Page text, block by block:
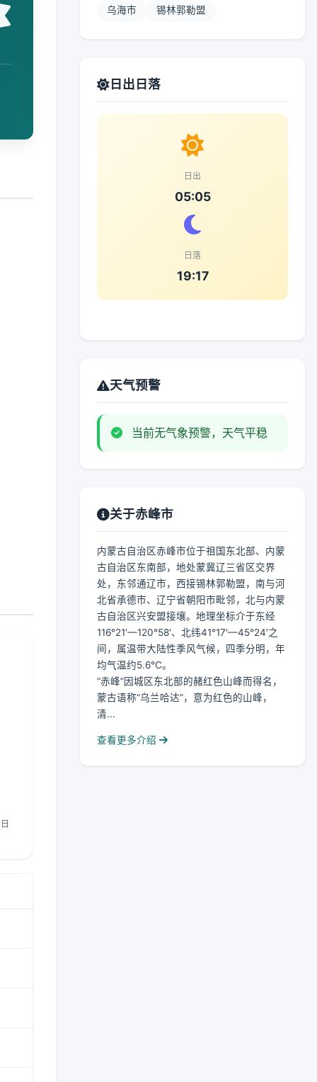
乌海市 锡林郭勒盟
日出日落
日出
05:05
日落
19:17
天气预警
当前无气象预警，天气平稳
关于赤峰市
内蒙古自治区赤峰市位于祖国东北部、内蒙
古自治区东南部，地处蒙冀辽三省区交界
处，东邻通辽市，西接锡林郭勒盟，南与河
北省承德市、辽宁省朝阳市毗邻，北与内蒙
古自治区兴安盟接壤。地理坐标介于东经
116°21′—120°58′、北纬41°17′—45°24′之
间，属温带大陆性季风气候，四季分明，年
均气温约5.6℃。
“赤峰”因城区东北部的赭红色山峰而得名，
蒙古语称“乌兰哈达”，意为红色的山峰，
清...
查看更多介绍